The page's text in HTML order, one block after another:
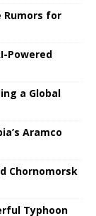
Rumors for
Powered
a Global
Aramco
Chornomorsk
Typhoon